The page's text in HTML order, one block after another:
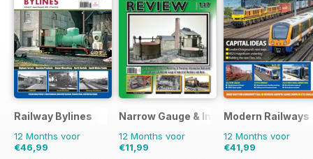
Railway Bylines
12 Months voor
€46,99
Narrow Gauge & Industrial Railway
12 Months voor
€11,99
Modern Railways
12 Months voor
€41,99